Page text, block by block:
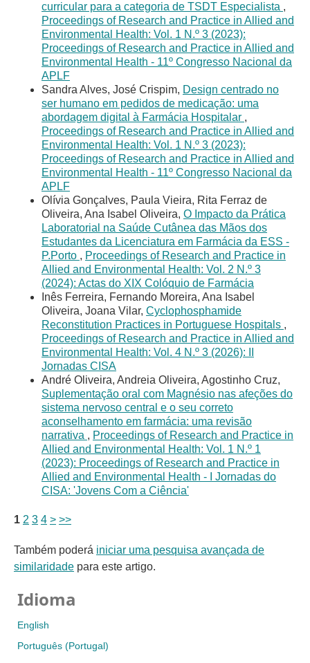
curricular para a categoria de TSDT Especialista ,
Proceedings of Research and Practice in Allied and
Environmental Health: Vol. 1 N.º 3 (2023):
Proceedings of Research and Practice in Allied and
Environmental Health - 11º Congresso Nacional da
APLF
Sandra Alves, José Crispim, Design centrado no
ser humano em pedidos de medicação: uma
abordagem digital à Farmácia Hospitalar ,
Proceedings of Research and Practice in Allied and
Environmental Health: Vol. 1 N.º 3 (2023):
Proceedings of Research and Practice in Allied and
Environmental Health - 11º Congresso Nacional da
APLF
Olívia Gonçalves, Paula Vieira, Rita Ferraz de
Oliveira, Ana Isabel Oliveira, O Impacto da Prática
Laboratorial na Saúde Cutânea das Mãos dos
Estudantes da Licenciatura em Farmácia da ESS -
P.Porto , Proceedings of Research and Practice in
Allied and Environmental Health: Vol. 2 N.º 3
(2024): Actas do XIX Colóquio de Farmácia
Inês Ferreira, Fernando Moreira, Ana Isabel
Oliveira, Joana Vilar, Cyclophosphamide
Reconstitution Practices in Portuguese Hospitals ,
Proceedings of Research and Practice in Allied and
Environmental Health: Vol. 4 N.º 3 (2026): II
Jornadas CISA
André Oliveira, Andreia Oliveira, Agostinho Cruz,
Suplementação oral com Magnésio nas afeções do
sistema nervoso central e o seu correto
aconselhamento em farmácia: uma revisão
narrativa , Proceedings of Research and Practice in
Allied and Environmental Health: Vol. 1 N.º 1
(2023): Proceedings of Research and Practice in
Allied and Environmental Health - I Jornadas do
CISA: 'Jovens Com a Ciência'
1 2 3 4 > >>
Também poderá iniciar uma pesquisa avançada de
similaridadepara este artigo.
Idioma
English
Português (Portugal)